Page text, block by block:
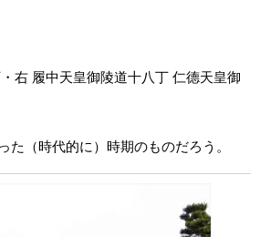
右 履中天皇御陵道十八丁 仁德天皇御
た（時代的に）時期のものだろう。